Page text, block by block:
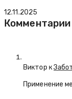
12.11.2025
Комментарии
Виктор к
Применение